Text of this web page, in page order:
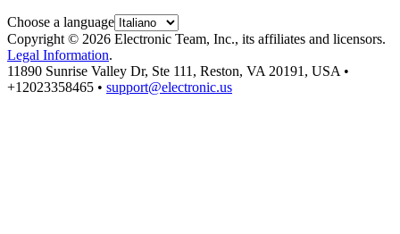
Choose a language
Copyright © 2026 Electronic Team, Inc., its affiliates and licensors.
Legal Information.
11890 Sunrise Valley Dr, Ste 111, Reston, VA 20191, USA •
+12023358465 • support@electronic.us